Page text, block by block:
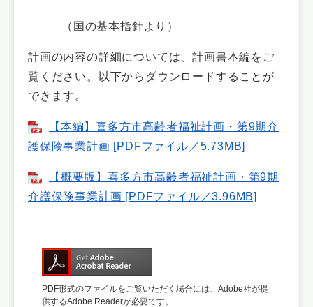
（国の基本指針より）
計画の内容の詳細については、計画書本編をご
覧ください。以下からダウンロードすることが
できます。
【本編】喜多方市高齢者福祉計画・第9期介
護保険事業計画 [PDFファイル／5.73MB]
【概要版】喜多方市高齢者福祉計画・第9期
介護保険事業計画 [PDFファイル／3.96MB]
PDF形式のファイルをご覧いただく場合には、Adobe社が提
供するAdobe Readerが必要です。